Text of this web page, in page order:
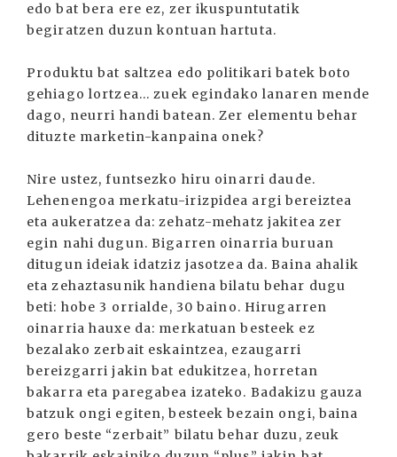
edo bat bera ere ez, zer ikuspuntutatik
begiratzen duzun kontuan hartuta.
Produktu bat saltzea edo politikari batek boto
gehiago lortzea... zuek egindako lanaren mende
dago, neurri handi batean. Zer elementu behar
dituzte marketin-kanpaina onek?
Nire ustez, funtsezko hiru oinarri daude.
Lehenengoa merkatu-irizpidea argi bereiztea
eta aukeratzea da: zehatz-mehatz jakitea zer
egin nahi dugun. Bigarren oinarria buruan
ditugun ideiak idatziz jasotzea da. Baina ahalik
eta zehaztasunik handiena bilatu behar dugu
beti: hobe 3 orrialde, 30 baino. Hirugarren
oinarria hauxe da: merkatuan besteek ez
bezalako zerbait eskaintzea, ezaugarri
bereizgarri jakin bat edukitzea, horretan
bakarra eta paregabea izateko. Badakizu gauza
batzuk ongi egiten, besteek bezain ongi, baina
gero beste “zerbait” bilatu behar duzu, zeuk